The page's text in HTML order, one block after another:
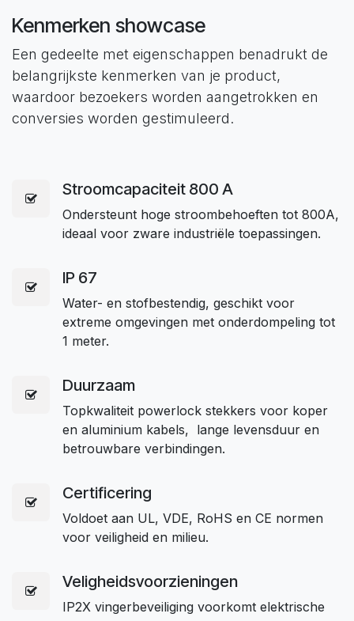
Kenmerken showcase
Een gedeelte met eigenschappen benadrukt de
belangrijkste kenmerken van je product,
waardoor bezoekers worden aangetrokken en
conversies worden gestimuleerd.
Stroomcapaciteit 800 A
Ondersteunt hoge stroombehoeften tot 800A,
ideaal voor zware industriële toepassingen.
IP 67
Water- en stofbestendig, geschikt voor
extreme omgevingen met onderdompeling tot
1 meter.
Duurzaam
Topkwaliteit powerlock stekkers voor koper
en aluminium kabels, lange levensduur en
betrouwbare verbindingen.
Certificering
Voldoet aan UL, VDE, RoHS en CE normen
voor veiligheid en milieu.
Veligheidsvoorzieningen
IP2X vingerbeveiliging voorkomt elektrische